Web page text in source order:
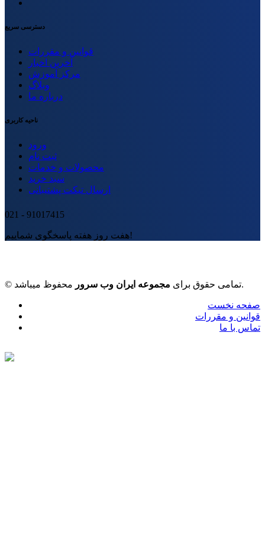
دسترسی سریع
قوانین و مقررات
آخرین اخبار
مرکز آموزش
وبلاگ
درباره ما
ناحیه کاربری
ورود
ثبت نام
محصولات و خدمات
سبد خرید
ارسال تیکت پشتیبانی
021 - 91017415
هفت روز هفته پاسخگوی شماییم!
© تمامی حقوق برای مجموعه ایران وب سرور محفوظ میباشد.
صفحه نخست
قوانین و مقررات
تماس با ما